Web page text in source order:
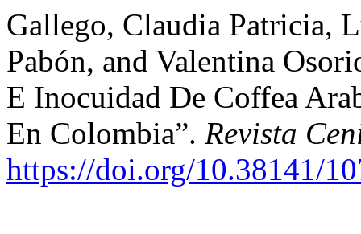
Gallego, Claudia Patricia,
Pabón, and Valentina
E Inocuidad De Coffea
En Colombia”. Revista
https://doi.org/10.38141/